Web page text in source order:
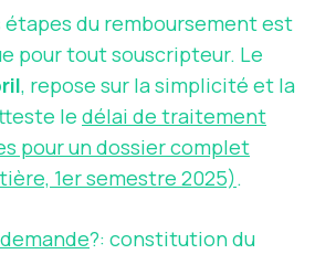
du remboursement est
pour tout souscripteur. Le
, repose sur la simplicité et la
le délai de traitement
pour un dossier complet
1er semestre 2025).
?: constitution du